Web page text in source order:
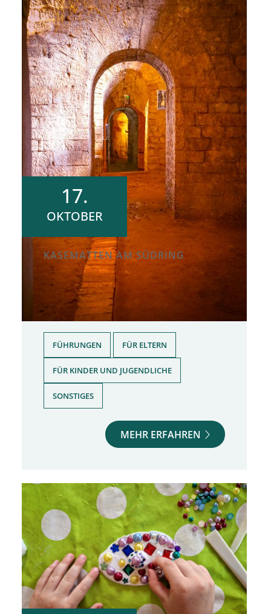
17.
OKTOBER
KASEMATTEN AM SÜDRING
Samstag, 17.10.2026
15.30 Uhr
Familienführung in den
Kasematten
FÜHRUNGEN FÜR ELTERN
FÜR KINDER UND JUGENDLICHE
SONSTIGES
MEHR ERFAHREN